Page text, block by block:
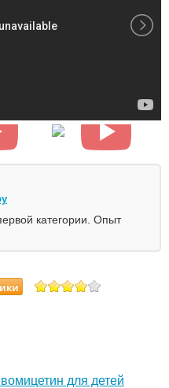
категории. Опыт
для детей